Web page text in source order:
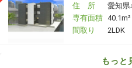
住 所
愛知県
専有面積 40.1m²
間取り
2LDK
愛知県岡崎市大門３丁目もっと